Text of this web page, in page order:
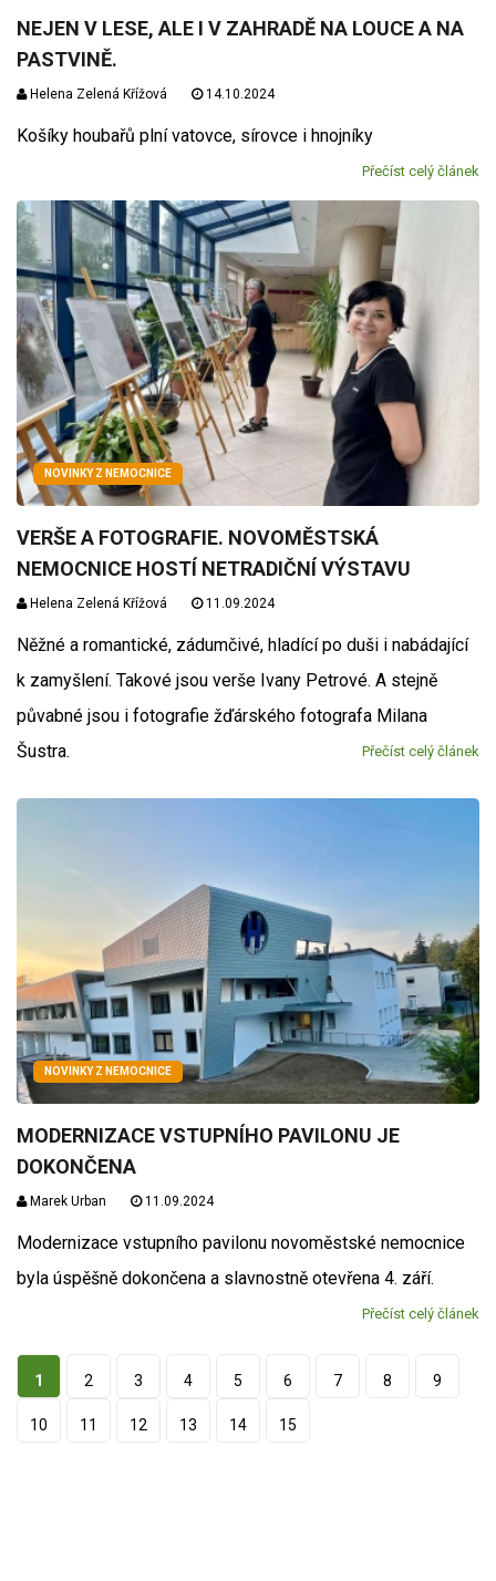
NEJEN V LESE, ALE I V ZAHRADĚ NA LOUCE A NA
PASTVINĚ.
Helena Zelená Křížová 14.10.2024
Košíky houbařů plní vatovce, sírovce i hnojníky
Přečíst celý článek
NOVINKY Z NEMOCNICE
VERŠE A FOTOGRAFIE. NOVOMĚSTSKÁ
NEMOCNICE HOSTÍ NETRADIČNÍ VÝSTAVU
Helena Zelená Křížová 11.09.2024
Něžné a romantické, zádumčivé, hladící po duši i nabádající
k zamyšlení. Takové jsou verše Ivany Petrové. A stejně
půvabné jsou i fotografie žďárského fotografa Milana
Šustra.
Přečíst celý článek
NOVINKY Z NEMOCNICE
MODERNIZACE VSTUPNÍHO PAVILONU JE
DOKONČENA
Marek Urban 11.09.2024
Modernizace vstupního pavilonu novoměstské nemocnice
byla úspěšně dokončena a slavnostně otevřena 4. září.
Přečíst celý článek
1 2 3 4 5 6 7 8 9
10 11 12 13 14 15